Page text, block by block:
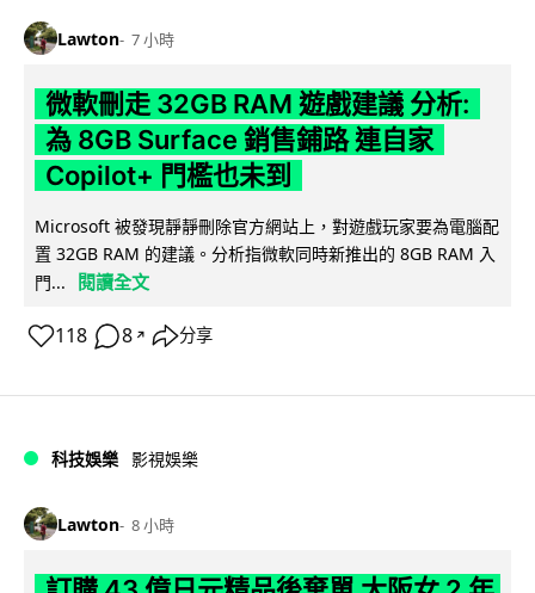
Lawton 7 小時
微軟刪走 32GB RAM 遊戲建議 分析:
為 8GB Surface 銷售鋪路 連自家
Copilot+ 門檻也未到
Microsoft 被發現靜靜刪除官方網站上，對遊戲玩家要為電腦配
置 32GB RAM 的建議。分析指微軟同時新推出的 8GB RAM 入
門...
閱讀全文
118 8 ↗ 分享
科技娛樂 影視娛樂
Lawton 8 小時